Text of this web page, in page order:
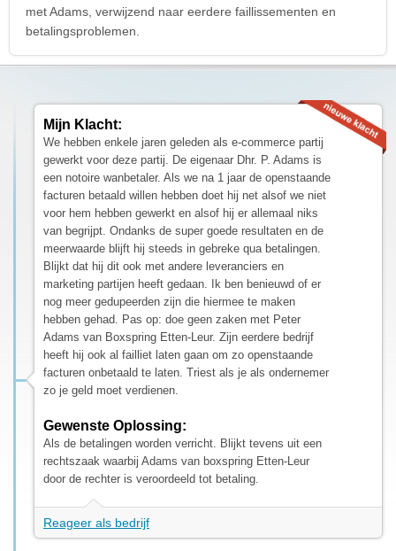
met Adams, verwijzend naar eerdere faillissementen en
betalingsproblemen.
Mijn Klacht:
We hebben enkele jaren geleden als e-commerce partij
gewerkt voor deze partij. De eigenaar Dhr. P. Adams is
een notoire wanbetaler. Als we na 1 jaar de openstaande
facturen betaald willen hebben doet hij net alsof we niet
voor hem hebben gewerkt en alsof hij er allemaal niks
van begrijpt. Ondanks de super goede resultaten en de
meerwaarde blijft hij steeds in gebreke qua betalingen.
Blijkt dat hij dit ook met andere leveranciers en
marketing partijen heeft gedaan. Ik ben benieuwd of er
nog meer gedupeerden zijn die hiermee te maken
hebben gehad. Pas op: doe geen zaken met Peter
Adams van Boxspring Etten-Leur. Zijn eerdere bedrijf
heeft hij ook al failliet laten gaan om zo openstaande
facturen onbetaald te laten. Triest als je als ondernemer
zo je geld moet verdienen.
Gewenste Oplossing:
Als de betalingen worden verricht. Blijkt tevens uit een
rechtszaak waarbij Adams van boxspring Etten-Leur
door de rechter is veroordeeld tot betaling.
Reageer als bedrijf